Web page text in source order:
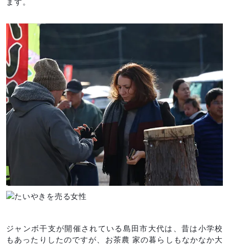
ます。
ジャンボ干支が開催されている島田市大代は、昔は小学校
もあったりしたのですが、お茶農 家の暮らしもなかなか大